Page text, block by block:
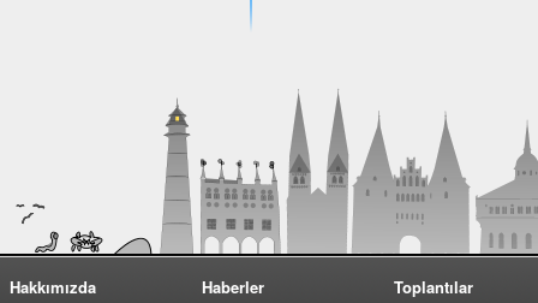
Hakkımızda
Haberler
Toplantılar